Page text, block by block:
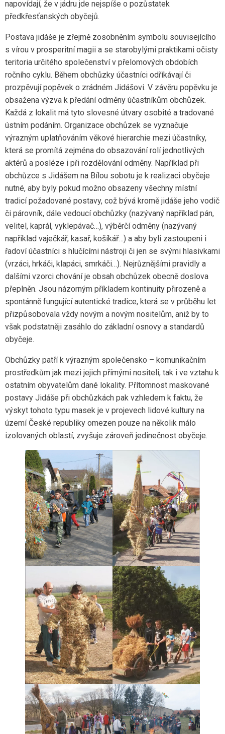
napovídají, že v jádru jde nejspíše o pozůstatek
předkřesťanských obyčejů.
Postava jidáše je zřejmě zosobněním symbolu souvisejícího
s vírou v prosperitní magii a se starobylými praktikami očisty
teritoria určitého společenství v přelomových obdobích
ročního cyklu. Během obchůzky účastníci odříkávají či
prozpěvují popěvek o zrádném Jidášovi. V závěru popěvku je
obsažena výzva k předání odměny účastníkům obchůzek.
Každá z lokalit má tyto slovesné útvary osobité a tradované
ústním podáním. Organizace obchůzek se vyznačuje
výrazným uplatňováním věkové hierarchie mezi účastníky,
která se promítá zejména do obsazování rolí jednotlivých
aktérů a posléze i při rozdělování odměny. Například při
obchůzce s Jidášem na Bílou sobotu je k realizaci obyčeje
nutné, aby byly pokud možno obsazeny všechny místní
tradicí požadované postavy, což bývá kromě jidáše jeho vodič
či párovník, dále vedoucí obchůzky (nazývaný například pán,
velitel, kaprál, vyklepávač…), výběrčí odměny (nazývaný
například vaječkář, kasař, košíkář…) a aby byli zastoupeni i
řadoví účastníci s hlučícími nástroji či jen se svými hlasivkami
(vrzáci, hrkáči, klapáci, smrkáči…). Nejrůznějšími pravidly a
dalšími vzorci chování je obsah obchůzek obecně doslova
přeplněn. Jsou názorným příkladem kontinuity přirozeně a
spontánně fungující autentické tradice, která se v průběhu let
přizpůsobovala vždy novým a novým nositelům, aniž by to
však podstatněji zasáhlo do základní osnovy a standardů
obyčeje.
Obchůzky patří k výrazným společensko – komunikačním
prostředkům jak mezi jejich přímými nositeli, tak i ve vztahu k
ostatním obyvatelům dané lokality. Přítomnost maskované
postavy Jidáše při obchůzkách pak vzhledem k faktu, že
výskyt tohoto typu masek je v projevech lidové kultury na
území České republiky omezen pouze na několik málo
izolovaných oblastí, zvyšuje zároveň jedinečnost obyčeje.